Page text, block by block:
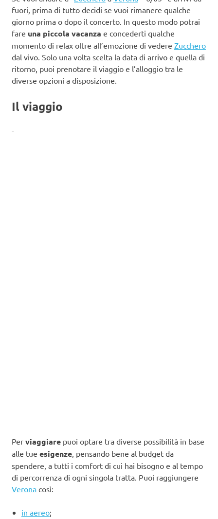
fuori, prima di tutto decidi se vuoi rimanere qualche
giorno prima o dopo il concerto. In questo modo potrai
fare una piccola vacanza e concederti qualche
momento di relax oltre all’emozione di vedere Zucchero
dal vivo. Solo una volta scelta la data di arrivo e quella di
ritorno, puoi prenotare il viaggio e l’alloggio tra le
diverse opzioni a disposizione.
Il viaggio
-
Per viaggiare puoi optare tra diverse possibilità in base
alle tue esigenze , pensando bene al budget da
spendere, a tutti i comfort di cui hai bisogno e al tempo
di percorrenza di ogni singola tratta. Puoi raggiungere
Verona così:
in aereo;